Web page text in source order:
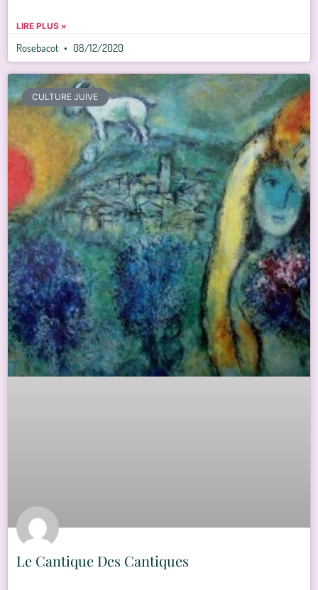
LIRE PLUS »
Rosebacot 08/12/2020
CULTURE JUIVE
Le Cantique Des Cantiques